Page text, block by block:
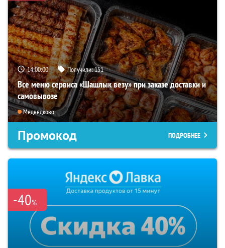
13:59:59 Получили:151
Все меню сервиса «Шашлык везу» при заказе доставки и
самовывозе
Медведково
Промокод ПОДРОБНЕЕ
-40%